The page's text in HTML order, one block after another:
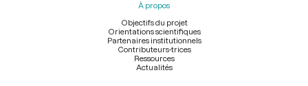
À propos
Objectifs du projet
Orientations scientifiques
Partenaires institutionnels
Contributeurs-trices
Ressources
Actualités